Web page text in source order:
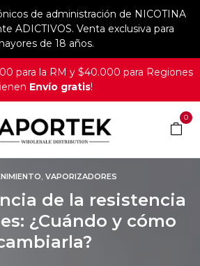
de administración de NICOTINA
ADICTIVOS. Venta exclusiva para
de 18 años.
para la RM y $40.000 para Regiones
Envío gratis!
0
VAPORIZADORES
de la resistencia
¿Cuándo y cómo